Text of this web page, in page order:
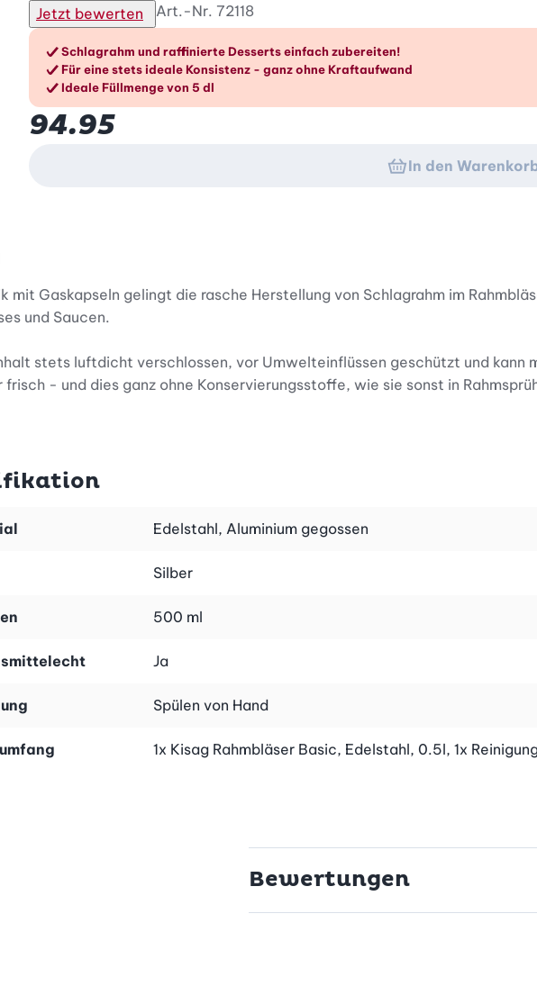
Jetzt bewerten Art.-Nr. 72118
Die Vorteile im Überblick
Schlagrahm und raffinierte Desserts einfach zubereiten!
Für eine stets ideale Konsistenz - ganz ohne Kraftaufwand
Ideale Füllmenge von 5 dl
94.95
In den
Gaskapseln gelingt die rasche Herstellung von Schlagrahm im
und Saucen.
stets luftdicht verschlossen, vor Umwelteinflüssen geschützt und kann
- und dies ganz ohne Konservierungsstoffe, wie sie sonst in
vollenden.
Sie zudem ein echt schickes, modernes Küchenutensil zur Hand. Dank
Verarbeitung macht er sich auch auf der Kaffeetafel gut. Für ganz frischen
Edelstahl, Aluminium gegossen
Silber
500 ml
Ja
Spülen von Hand
1x Kisag Rahmbläser Basic, Edelstahl, 0.5l, 1x
Bewertungen